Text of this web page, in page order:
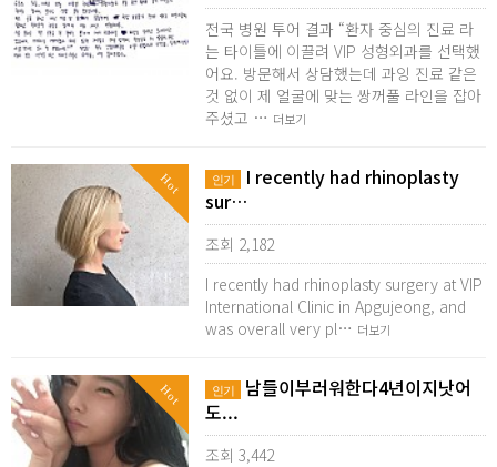
전국 병원 투어 결과 “환자 중심의 진료 라
는 타이틀에 이끌려 VIP 성형외과를 선택했
어요. 방문해서 상담했는데 과잉 진료 같은
것 없이 제 얼굴에 맞는 쌍꺼풀 라인을 잡아
주셨고 … 더보기
Hot 인기
I recently had rhinoplasty
sur…
조회 2,182
I recently had rhinoplasty surgery at VIP
International Clinic in Apgujeong, and
was overall very pl… 더보기
Hot 인기
남들이부러워한다4년이지낫어
도...
조회 3,442